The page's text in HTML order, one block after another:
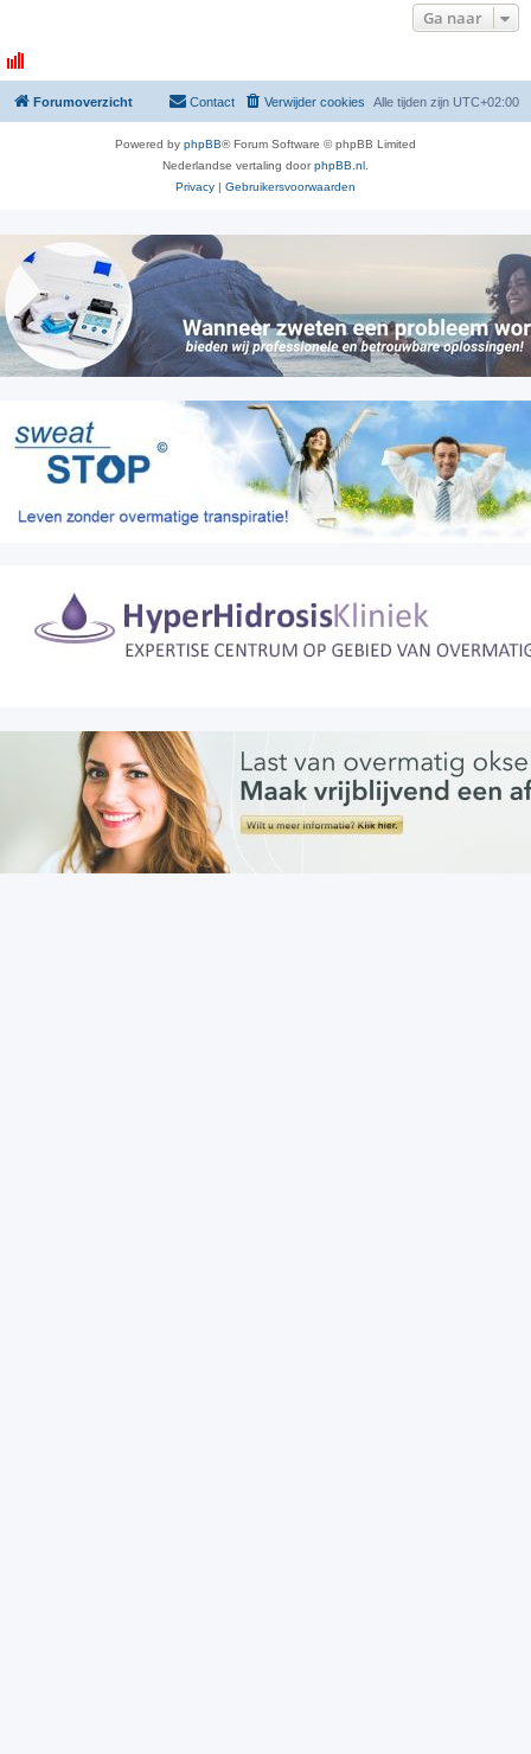
Ga naar
Forumoverzicht Alle tijden zijn UTC+02:00
Verwijder cookies
Contact
Powered by phpBB® Forum Software © phpBB Limited
Nederlandse vertaling doorphpBB.nl .
Privacy
Gebruikersvoorwaarden